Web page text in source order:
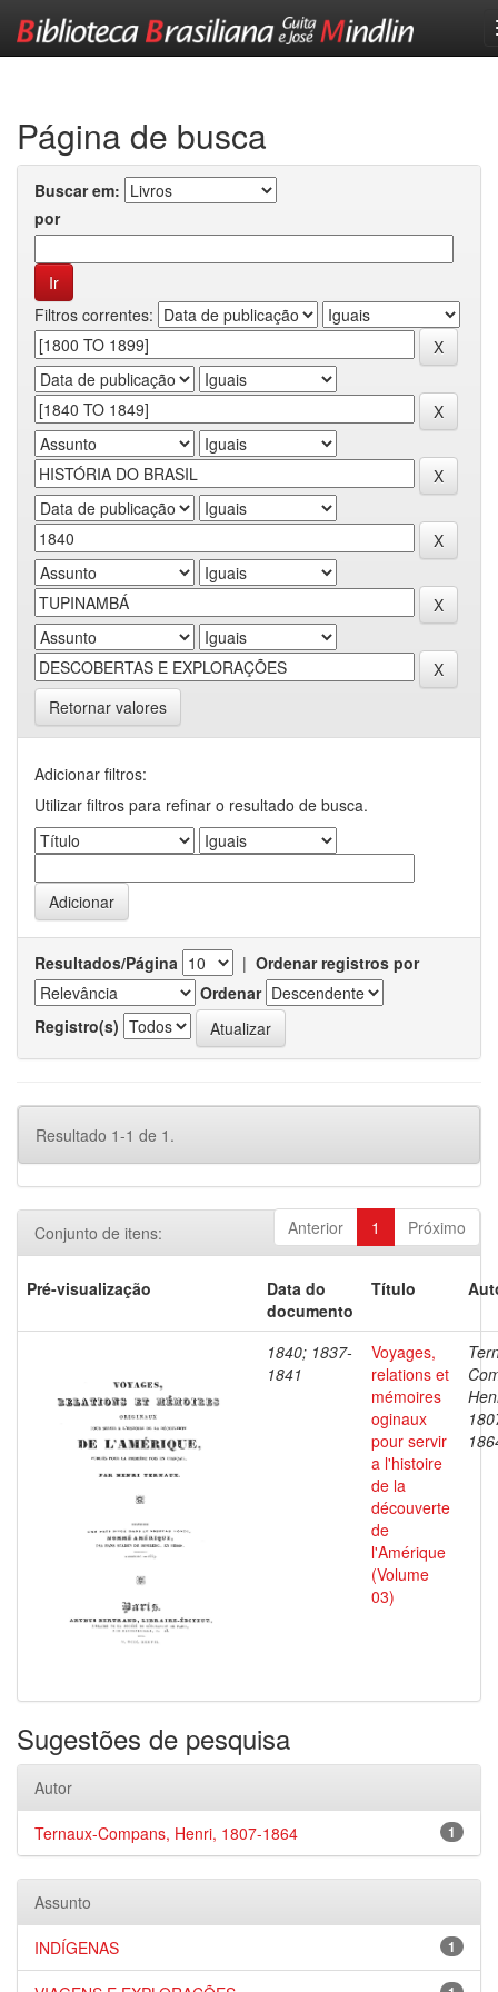
Página de busca
Buscar em:
por
Filtros correntes:
Retornar valores
Adicionar filtros:
Utilizar filtros para refinar o resultado de busca.
Resultados/Página | Ordenar registros por
Ordenar
Registro(s)
Resultado 1-1 de 1.
Anterior 1 Próximo
Conjunto de itens:
Pré-visualização
Data do
documento
Título
1840; 1837-
1841
Voyages,
relations et
mémoires
oginaux
pour servir
a l'histoire
de la
découverte
de
l'Amérique
(Volume
03)
Sugestões de pesquisa
Autor
1
Ternaux-Compans, Henri, 1807-1864
Assunto
1
INDÍGENAS